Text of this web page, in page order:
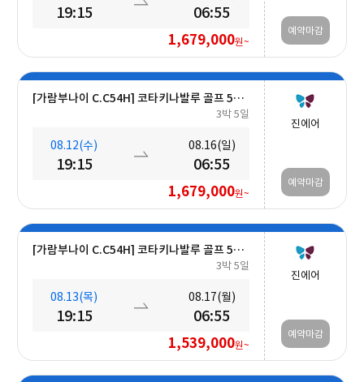
19:15 06:55
1,679,000원~
예약마감
[가람부나이 C.C54H] 코타키나발루 골프 5일 (최대 27H ■무료■ 추가 가능) #호텔식 3회
3박 5일
08.12(수)
19:15
08.16(일)
06:55
1,679,000원~
진에어
예약마감
[가람부나이 C.C54H] 코타키나발루 골프 5일 (최대 27H ■무료■ 추가 가능) #호텔식 3회
3박 5일
08.13(목)
19:15
08.17(월)
06:55
1,539,000원~
진에어
예약마감